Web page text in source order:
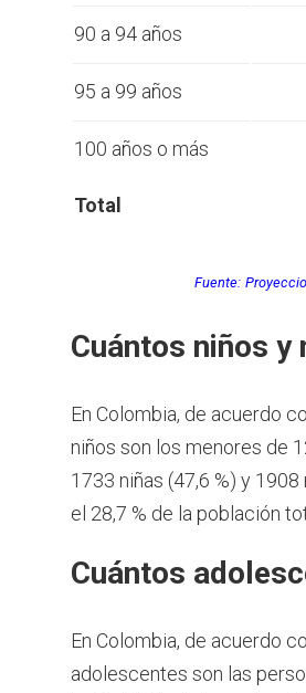
90 a 94 años
95 a 99 años
100 años o más
Total
Fuente:
Cuántos niños y
En Colombia, de acuerdo
niños son los menores de
1733 niñas (47,6 %) y
el 28,7 % de la población
Cuántos
En Colombia, de acuerdo
adolescentes son las